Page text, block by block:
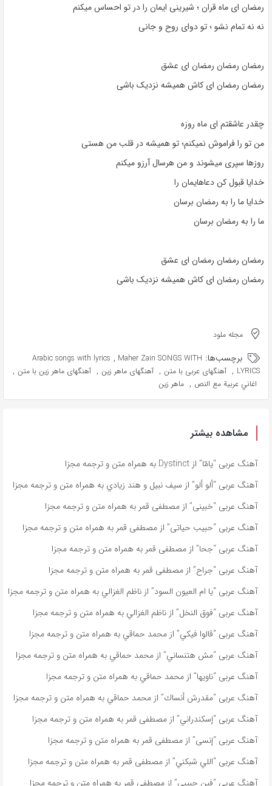
رمضان ای ماه قران ؛ شیرینی ایمان را در تو احساس میکنم
نه نه تمام نشو ؛ تو دوای روح و جانی
رمضان رمضان رمضان ای عشق
رمضان رمضان ای کاش همیشه نزدیک باشی
چقدر عاشقتم ای ماه روزه
من تو را فراموش نمیکنم؛ تو همیشه در قلب من هستی
روزها سپری میشوند و من هرسال آرزو میکنم
خدایا قبول کن دعاهایمان را
خدایا ما را به رمضان برسان
ما را به رمضان برسان
رمضان رمضان رمضان ای عشق
رمضان رمضان ای کاش همیشه نزدیک باشی
مجله ملود
برچسب‌ها: Arabic songs with lyrics , Maher Zain SONGS WITH
LYRICS
, آهنگهای عربی با متن , آهنگهای ماهر زین , آهنگهای ماهر زین با متن ,
اغاني عربية مع النص , ماهر زین
مشاهده بیشتر
آهنگ عربی “يامّا” از Dystinct به همراه متن و ترجمه مجزا
آهنگ عربی “ألو ألو” از سيف نبيل و هند زيادي به همراه متن و ترجمه مجزا
آهنگ عربی “خبينى” از مصطفى قمر به همراه متن و ترجمه مجزا
آهنگ عربی “حبيب حياتى” از مصطفى قمر به همراه متن و ترجمه مجزا
آهنگ عربی “جحا” از مصطفى قمر به همراه متن و ترجمه مجزا
آهنگ عربی “جراح” از مصطفى قمر به همراه متن و ترجمه مجزا
آهنگ عربی “يا ام العيون السود” از ناظم الغزالي به همراه متن و ترجمه مجزا
آهنگ عربی “فوق النخل” از ناظم الغزالي به همراه متن و ترجمه مجزا
آهنگ عربی “قالوا فيكي” از محمد حماقي به همراه متن و ترجمه مجزا
آهنگ عربی “مش هتنساني” از محمد حماقي به همراه متن و ترجمه مجزا
آهنگ عربی “ناویها” از محمد حماقي به همراه متن و ترجمه مجزا
آهنگ عربی “مقدرش أنساك” از محمد حماقي به همراه متن و ترجمه مجزا
آهنگ عربی “إسكندراني” از مصطفى قمر به همراه متن و ترجمه مجزا
آهنگ عربی “إنسى” از مصطفى قمر به همراه متن و ترجمه مجزا
آهنگ عربی “اللي شبكني” از مصطفى قمر به همراه متن و ترجمه مجزا
آهنگ عربی “فين حبيبى” از مصطفى قمر به همراه متن و ترجمه مجزا